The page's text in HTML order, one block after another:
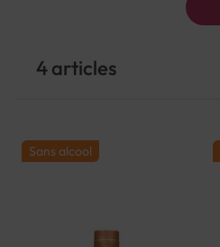
4articles
Sans alcool